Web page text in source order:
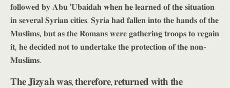
𝐟𝐨𝐥𝐥𝐨𝐰𝐞𝐝 𝐛𝐲 𝐀𝐛𝐮 ‘𝐔𝐛𝐚𝐢𝐝𝐚𝐡 𝐰𝐡𝐞𝐧 𝐡𝐞 𝐥𝐞𝐚𝐫𝐧𝐞𝐝 𝐨𝐟 𝐭𝐡𝐞 𝐬𝐢𝐭𝐮𝐚𝐭𝐢𝐨𝐧
𝐢𝐧 𝐬𝐞𝐯𝐞𝐫𝐚𝐥 𝐒𝐲𝐫𝐢𝐚𝐧 𝐜𝐢𝐭𝐢𝐞𝐬. 𝐒𝐲𝐫𝐢𝐚 𝐡𝐚𝐝 𝐟𝐚𝐥𝐥𝐞𝐧 𝐢𝐧𝐭𝐨 𝐭𝐡𝐞 𝐡𝐚𝐧𝐝𝐬 𝐨𝐟 𝐭𝐡𝐞
𝐌𝐮𝐬𝐥𝐢𝐦𝐬, 𝐛𝐮𝐭 𝐚𝐬 𝐭𝐡𝐞 𝐑𝐨𝐦𝐚𝐧𝐬 𝐰𝐞𝐫𝐞 𝐠𝐚𝐭𝐡𝐞𝐫𝐢𝐧𝐠 𝐭𝐫𝐨𝐨𝐩𝐬 𝐭𝐨 𝐫𝐞𝐠𝐚𝐢𝐧
𝐢𝐭, 𝐡𝐞 𝐝𝐞𝐜𝐢𝐝𝐞𝐝 𝐧𝐨𝐭 𝐭𝐨 𝐮𝐧𝐝𝐞𝐫𝐭𝐚𝐤𝐞 𝐭𝐡𝐞 𝐩𝐫𝐨𝐭𝐞𝐜𝐭𝐢𝐨𝐧 𝐨𝐟 𝐭𝐡𝐞 𝐧𝐨𝐧-
𝐌𝐮𝐬𝐥𝐢𝐦𝐬.
𝐓𝐡𝐞 𝐉𝐢𝐳𝐲𝐚𝐡 𝐰𝐚𝐬, 𝐭𝐡𝐞𝐫𝐞𝐟𝐨𝐫𝐞, 𝐫𝐞𝐭𝐮𝐫𝐧𝐞𝐝 𝐰𝐢𝐭𝐡 𝐭𝐡𝐞